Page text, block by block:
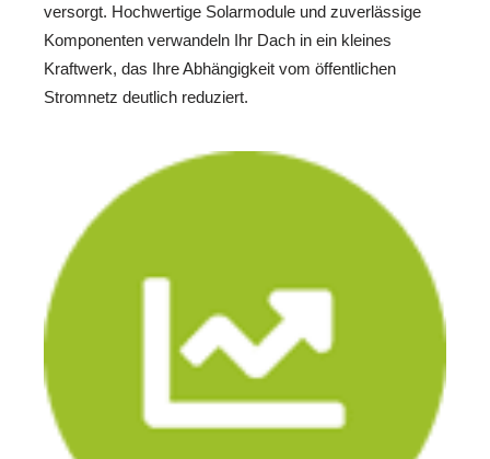
versorgt. Hochwertige Solarmodule und zuverlässige
Komponenten verwandeln Ihr Dach in ein kleines
Kraftwerk, das Ihre Abhängigkeit vom öffentlichen
Stromnetz deutlich reduziert.